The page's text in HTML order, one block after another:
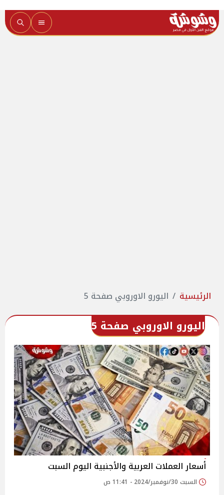
الرئيسية اليورو الاوروبي صفحة 5
اليورو الاوروبي صفحة 5
أسعار العملات العربية والأجنبية اليوم السبت
السبت 30/نوفمبر/2024 - 11:41 ص